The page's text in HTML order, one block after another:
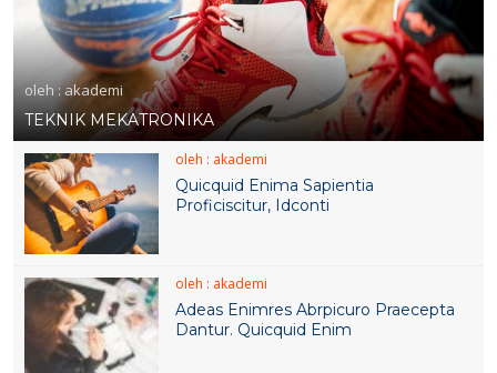
oleh : akademi
TEKNIK MEKATRONIKA
oleh : akademi
Quicquid Enima Sapientia
Proficiscitur, Idconti
oleh : akademi
Adeas Enimres Abrpicuro Praecepta
Dantur. Quicquid Enim
11 JUL 2017